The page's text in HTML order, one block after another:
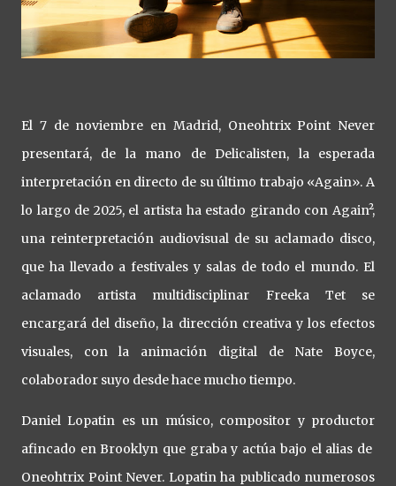
El 7 de noviembre en Madrid, Oneohtrix Point Never
presentará, de la mano de Delicalisten, la esperada
interpretación en directo de su último trabajo «Again». A
lo largo de 2025, el artista ha estado girando con Again²,
una reinterpretación audiovisual de su aclamado disco,
que ha llevado a festivales y salas de todo el mundo. El
aclamado artista multidisciplinar Freeka Tet se
encargará del diseño, la dirección creativa y los efectos
visuales, con la animación digital de Nate Boyce,
colaborador suyo desde hace mucho tiempo.
Daniel Lopatin es un músico, compositor y productor
afincado en Brooklyn que graba y actúa bajo el alias de
Oneohtrix Point Never. Lopatin ha publicado numerosos